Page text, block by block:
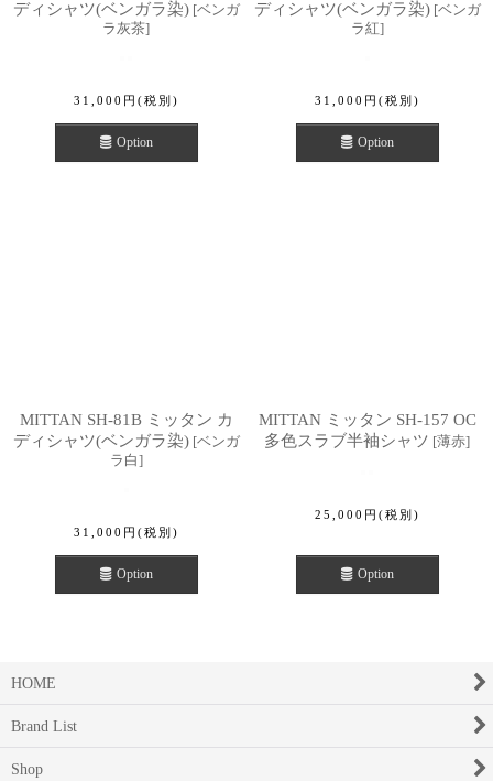
ディシャツ(ベンガラ染) [ベンガ
ラ灰茶]
31,000 円 (税別)
Option
ディシャツ(ベンガラ染) [ベンガ
ラ紅]
31,000 円 (税別)
Option
MITTAN SH-81B ミッタン カ
ディシャツ(ベンガラ染) [ベンガ
ラ白]
31,000 円 (税別)
Option
MITTAN ミッタン SH-157 OC
多色スラブ半袖シャツ [薄赤]
25,000 円 (税別)
Option
HOME
Brand List
Shop